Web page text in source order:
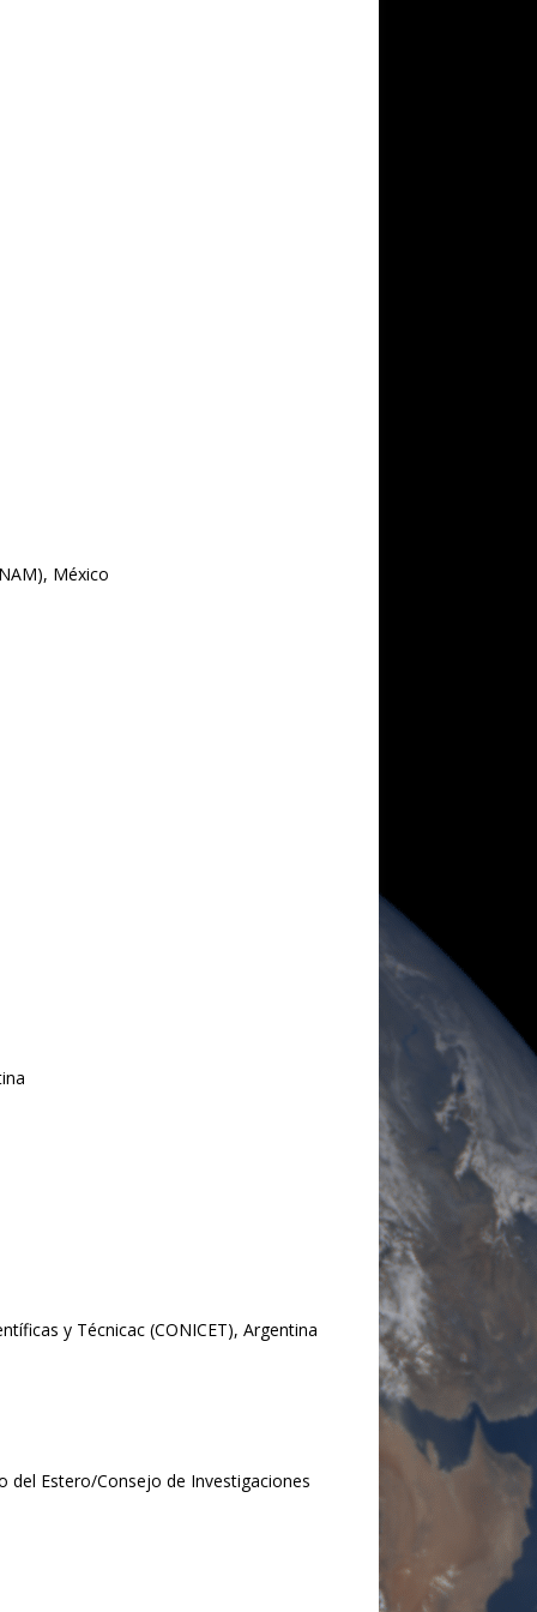
México
y Técnicac (CONICET), Argentina
del Estero/Consejo de Investigaciones